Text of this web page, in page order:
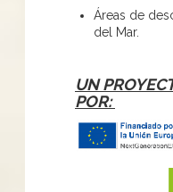
Áreas de
del Mar.
UN
POR: